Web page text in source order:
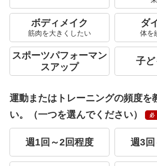
ボディメイク ダ
スポーツパフォーマン
スアップ
子
運動またはトレーニングの頻度を
い。（一つを選んでください）
週1回～2回程度 週3